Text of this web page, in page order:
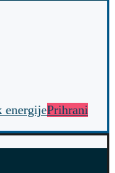
energijePrihrani